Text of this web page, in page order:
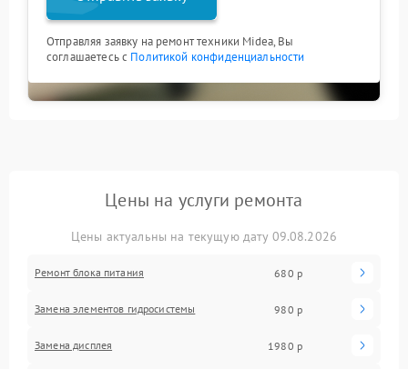
Отправляя заявку на ремонт техники Midea, Вы
соглашаетесь с Политикой конфиденциальности
Цены на услуги ремонта
Цены актуальны на текущую дату 09.08.2026
Ремонт блока питания 680 р
Замена элементов гидросистемы 980 р
Замена дисплея 1980 р